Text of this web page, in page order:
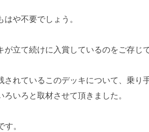
や不要でしょう。
立て続けに入賞しているのをご存じ
れているこのデッキについて、乗り
いろと取材させて頂きました。
。